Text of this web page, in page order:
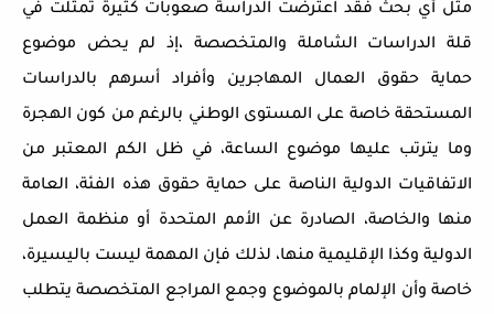
مثل أي بحث فقد اعترضت الدراسة صعوبات كثيرة تمثلت في
قلة الدراسات الشاملة والمتخصصة ،إذ لم يحض موضوع
حماية حقوق العمال المهاجرين وأفراد أسرهم بالدراسات
المستحقة خاصة على المستوى الوطني بالرغم من كون الهجرة
وما يترتب عليها موضوع الساعة، في ظل الكم المعتبر من
الاتفاقيات الدولية الناصة على حماية حقوق هذه الفئة، العامة
منها والخاصة، الصادرة عن الأمم المتحدة أو منظمة العمل
الدولية وكذا الإقليمية منها، لذلك فإن المهمة ليست باليسيرة،
خاصة وأن الإلمام بالموضوع وجمع المراجع المتخصصة يتطلب